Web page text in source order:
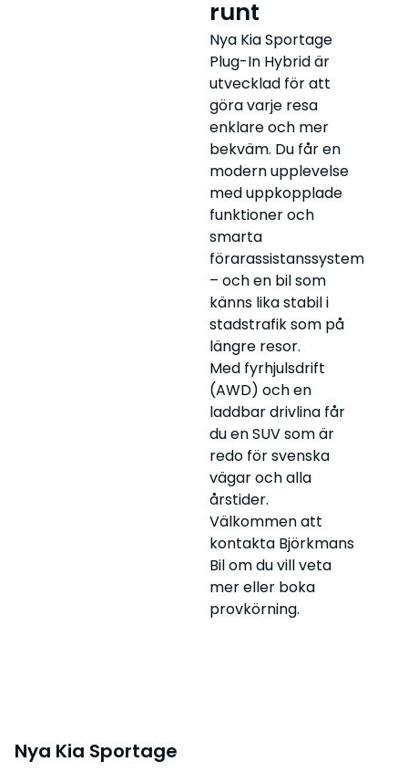
runt
Nya Kia Sportage
Plug-In Hybrid är
utvecklad för att
göra varje resa
enklare och mer
bekväm. Du får en
modern upplevelse
med uppkopplade
funktioner och
smarta
förarassistanssystem
– och en bil som
känns lika stabil i
stadstrafik som på
längre resor.
Med fyrhjulsdrift
(AWD) och en
laddbar drivlina får
du en SUV som är
redo för svenska
vägar och alla
årstider.
Välkommen att
kontakta Björkmans
Bil om du vill veta
mer eller boka
provkörning.
Nya Kia Sportage